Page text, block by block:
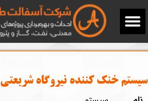
سیستم خنک کننده نیروگاه شریعتی